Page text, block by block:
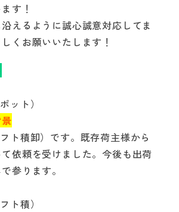
す！
えるように誠心誠意対応してま
くお願いいたします！
ット）
ト積卸）です。既存荷主様から
依頼を受けました。今後も出荷
参ります。
ト積）